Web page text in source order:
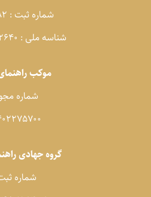
شماره ثبت : 55382
شناسه ملی : 14012122640
موکب راهنمای
شماره مجوز
1402275700
گروه جهادی راهنمای
شماره ثبت